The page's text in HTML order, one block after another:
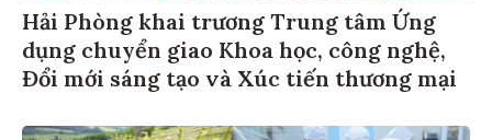
Hải Phòng khai trương Trung tâm Ứng
dụng chuyển giao Khoa học, công nghệ,
Đổi mới sáng tạo và Xúc tiến thương mại